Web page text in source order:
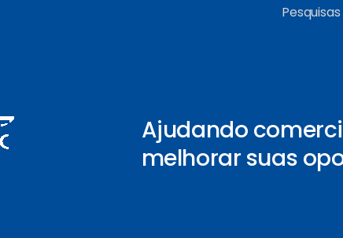
Ajudando
melhorar suas